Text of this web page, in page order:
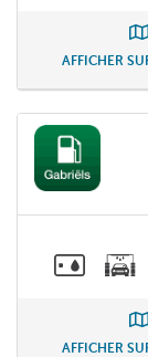
AFFICHER
AFFICHER